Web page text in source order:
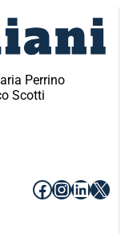
Perrino
Scotti
Facebook
X